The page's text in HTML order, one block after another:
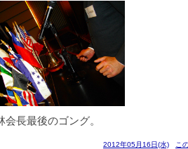
会長最後のゴング。
2012年05月16日(水) こ